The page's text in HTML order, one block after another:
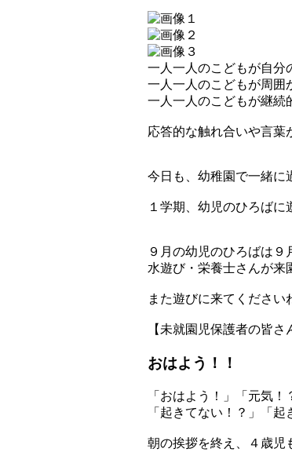
一人一人のこどもが自分
一人一人のこどもが周囲
一人一人のこどもが継続
応答的な触れ合いや言葉
今日も、幼稚園で一緒に
１学期、幼児のひろばに
９月の幼児のひろばは９
水遊び・栄養士さんが来
また遊びに来てください
【未就園児保護者の皆さ
おはよう！！
「おはよう！」「元気！
「起きてない！？」「起
朝の挨拶を終え、４歳児